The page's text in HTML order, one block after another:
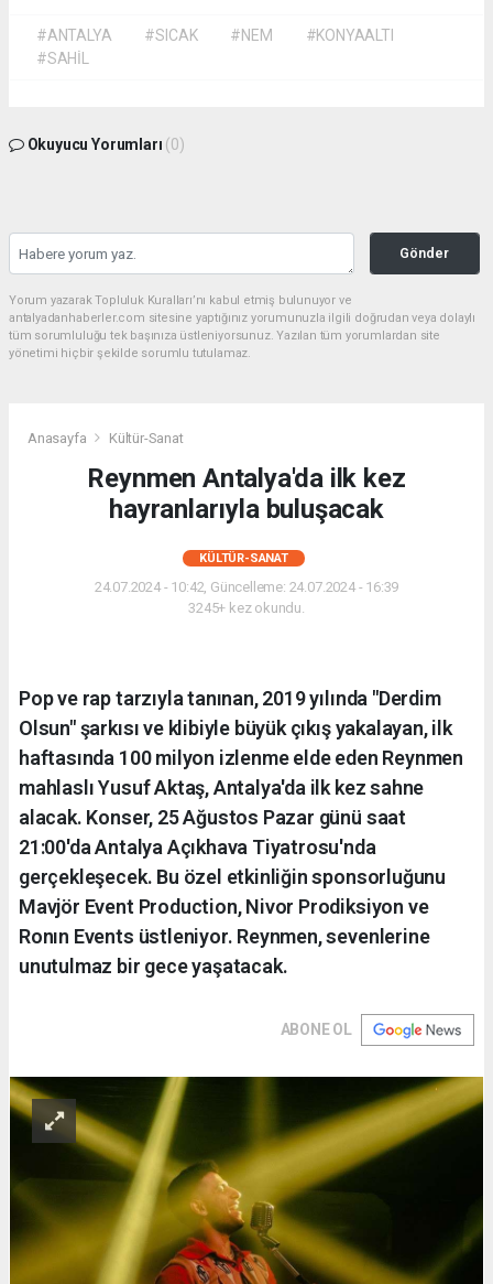
#ANTALYA #SICAK #NEM
#KONYAALTI
#SAHİL
Okuyucu Yorumları (0)
Gönder
Yorum yazarak Topluluk Kuralları’nı kabul etmiş bulunuyor ve
antalyadanhaberler.com sitesine yaptığınız yorumunuzla ilgili doğrudan veya dolaylı
tüm sorumluluğu tek başınıza üstleniyorsunuz. Yazılan tüm yorumlardan site
yönetimi hiçbir şekilde sorumlu tutulamaz.
Anasayfa Kültür-Sanat
Reynmen Antalya'da ilk kez
hayranlarıyla buluşacak
KÜLTÜR-SANAT
24.07.2024 - 10:42, Güncelleme: 24.07.2024 - 16:39
3245+ kez okundu.
Pop ve rap tarzıyla tanınan, 2019 yılında "Derdim
Olsun" şarkısı ve klibiyle büyük çıkış yakalayan, ilk
haftasında 100 milyon izlenme elde eden Reynmen
mahlaslı Yusuf Aktaş, Antalya'da ilk kez sahne
alacak. Konser, 25 Ağustos Pazar günü saat
21:00'da Antalya Açıkhava Tiyatrosu'nda
gerçekleşecek. Bu özel etkinliğin sponsorluğunu
Mavjör Event Production, Nivor Prodiksiyon ve
Ronın Events üstleniyor. Reynmen, sevenlerine
unutulmaz bir gece yaşatacak.
ABONE OL